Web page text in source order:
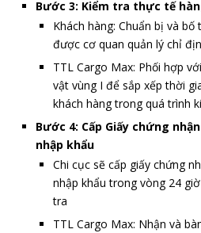
Bước 3: Kiểm tra thực tế
Khách hàng: Chuẩn bị và
được cơ quan quản lý chỉ
TTL Cargo Max: Phối hợp
vật vùng I để sắp xếp thời
khách hàng trong quá trình
Bước 4: Cấp Giấy chứng
nhập khẩu
Chi cục sẽ cấp giấy chứng
nhập khẩu trong vòng 24
tra
TTL Cargo Max: Nhận và